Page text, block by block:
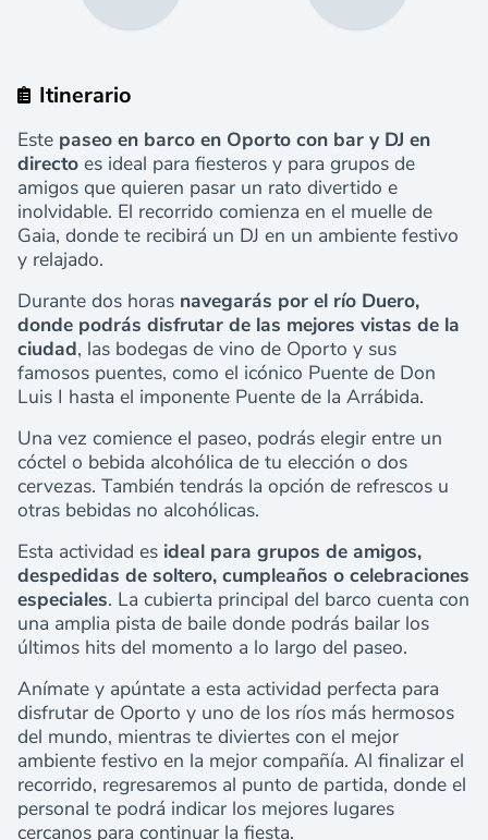
Itinerario
Este paseo en barco en Oporto con bar y DJ en
directo es ideal para fiesteros y para grupos de
amigos que quieren pasar un rato divertido e
inolvidable. El recorrido comienza en el muelle de
Gaia, donde te recibirá un DJ en un ambiente festivo
y relajado.
Durante dos horas navegarás por el río Duero,
donde podrás disfrutar de las mejores vistas de la
ciudad, las bodegas de vino de Oporto y sus
famosos puentes, como el icónico Puente de Don
Luis I hasta el imponente Puente de la Arrábida.
Una vez comience el paseo, podrás elegir entre un
cóctel o bebida alcohólica de tu elección o dos
cervezas. También tendrás la opción de refrescos u
otras bebidas no alcohólicas.
Esta actividad es ideal para grupos de amigos,
despedidas de soltero, cumpleaños o celebraciones
especiales. La cubierta principal del barco cuenta con
una amplia pista de baile donde podrás bailar los
últimos hits del momento a lo largo del paseo.
Anímate y apúntate a esta actividad perfecta para
disfrutar de Oporto y uno de los ríos más hermosos
del mundo, mientras te diviertes con el mejor
ambiente festivo en la mejor compañía. Al finalizar el
recorrido, regresaremos al punto de partida, donde el
personal te podrá indicar los mejores lugares
cercanos para continuar la fiesta.